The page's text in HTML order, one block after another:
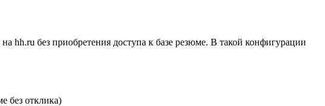
hh.ru без приобретения доступа к базе резюме. В такой конфигурации
без отклика)